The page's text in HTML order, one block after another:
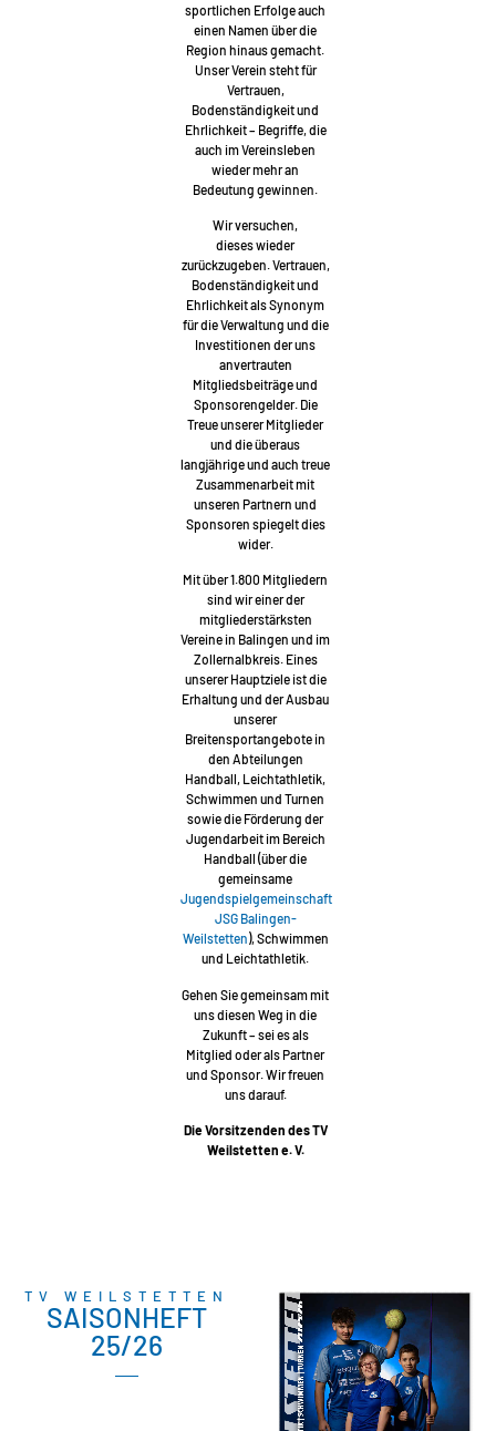
sportlichen Erfolge auch
einen Namen über die
Region hinaus gemacht.
Unser Verein steht für
Vertrauen,
Bodenständigkeit und
Ehrlichkeit – Begriffe, die
auch im Vereinsleben
wieder mehr an
Bedeutung gewinnen.
Wir versuchen,
dieses wieder
zurückzugeben. Vertrauen,
Bodenständigkeit und
Ehrlichkeit als Synonym
für die Verwaltung und die
Investitionen der uns
anvertrauten
Mitgliedsbeiträge und
Sponsorengelder. Die
Treue unserer Mitglieder
und die überaus
langjährige und auch treue
Zusammenarbeit mit
unseren Partnern und
Sponsoren spiegelt dies
wider.
Mit über 1.800 Mitgliedern
sind wir einer der
mitgliederstärksten
Vereine in Balingen und im
Zollernalbkreis. Eines
unserer Hauptziele ist die
Erhaltung und der Ausbau
unserer
Breitensportangebote in
den Abteilungen
Handball, Leichtathletik,
Schwimmen und Turnen
sowie die Förderung der
Jugendarbeit im Bereich
Handball (über die
gemeinsame
Jugendspielgemeinschaft
JSG Balingen-
Weilstetten), Schwimmen
und Leichtathletik.
Gehen Sie gemeinsam mit
uns diesen Weg in die
Zukunft – sei es als
Mitglied oder als Partner
und Sponsor. Wir freuen
uns darauf.
Die Vorsitzenden des TV
Weilstetten e. V.
TV WEILSTETTEN
SAISONHEFT
25/26